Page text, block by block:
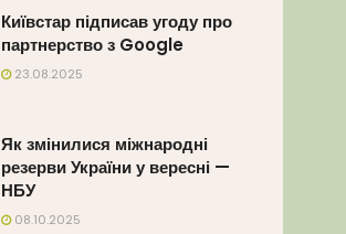
Київстар підписав угоду про
партнерство з Google
23.08.2025
Як змінилися міжнародні
резерви України у вересні —
НБУ
08.10.2025